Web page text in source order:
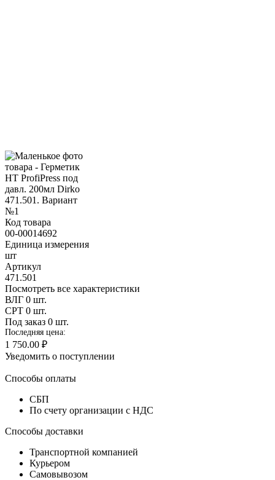
Код товара
00-00014692
Единица измерения
шт
Артикул
471.501
Посмотреть все характеристики
ВЛГ 0 шт.
СРТ 0 шт.
Под заказ 0 шт.
Последняя цена:
1 750.00 ₽
Уведомить о поступлении
Способы оплаты
СБП
По счету организации с НДС
Способы доставки
Транспортной компанией
Курьером
Самовывозом